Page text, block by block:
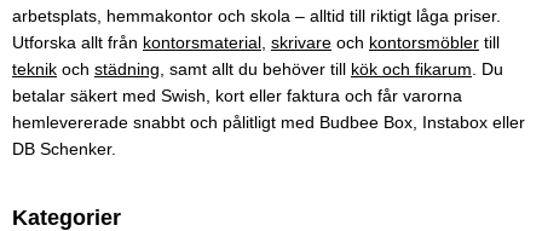
arbetsplats, hemmakontor och skola – alltid till riktigt låga priser.
Utforska allt från kontorsmaterial skrivare och kontorsmöbler till
teknik och städning , samt allt du behöver till kök och fikarum . Du
betalar säkert med Swish, kort eller faktura och får varorna
hemlevererade snabbt och pålitligt med Budbee Box, Instabox eller
DB Schenker.
Kategorier